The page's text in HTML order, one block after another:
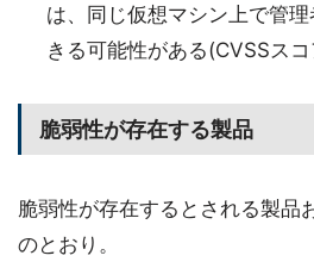
は、同じ仮想マシン上で管
きる可能性がある(CVSSス
脆弱性が存在する製品
脆弱性が存在するとされる製品
のとおり。